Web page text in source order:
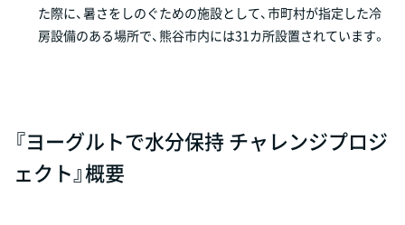
た際に、暑さをしのぐための施設として、市町村が指定した冷
房設備のある場所で、熊谷市内には31カ所設置されています。
『ヨーグルトで水分保持 チャレンジプロジ
ェクト』概要